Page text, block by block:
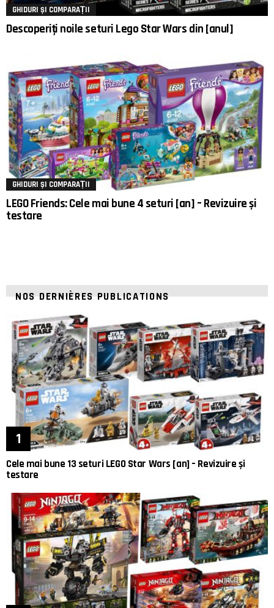
GHIDURI ȘI COMPARAȚII
Descoperiți noile seturi Lego Star Wars din [anul]
GHIDURI ȘI COMPARAȚII
LEGO Friends: Cele mai bune 4 seturi [an] – Revizuire și
testare
NOS DERNIÈRES PUBLICATIONS
Cele mai bune 13 seturi LEGO Star Wars [an] – Revizuire și
testare